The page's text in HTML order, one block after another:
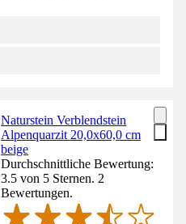
Naturstein Verblendstein
Alpenquarzit 20,0x60,0 cm
beige
Durchschnittliche Bewertung:
3.5 von 5 Sternen. 2
Bewertungen.